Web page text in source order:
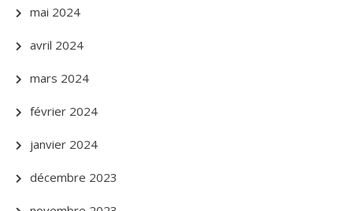
mai 2024
avril 2024
mars 2024
février 2024
janvier 2024
décembre 2023